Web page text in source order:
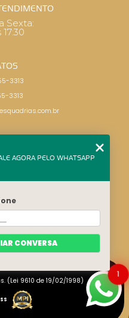
Sexta:
3313
3313
SITE
(Lei 9610 de 19/02/1998)
1
AGORA PELO WHATSAPP
CONVERSA